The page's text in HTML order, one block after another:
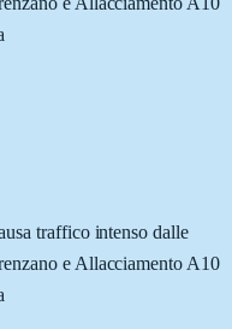
traffico intenso dalle
e Allacciamento A10